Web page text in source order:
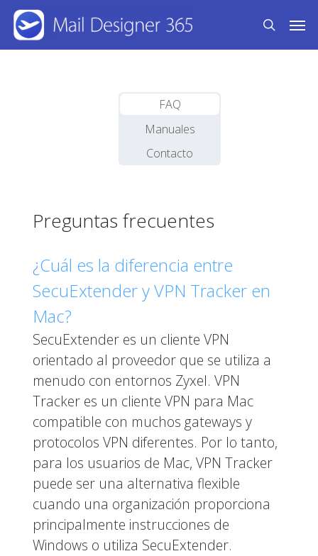
Skip
main
search
FAQ
Manuales
Contacto
Preguntas frecuentes
¿Cuál es la diferencia entre
SecuExtender y VPN Tracker en
Mac?
SecuExtender es un cliente VPN
orientado al proveedor que se utiliza a
menudo con entornos Zyxel. VPN
Tracker es un cliente VPN para Mac
compatible con muchos gateways y
protocolos VPN diferentes. Por lo tanto,
para los usuarios de Mac, VPN Tracker
puede ser una alternativa flexible
cuando una organización proporciona
principalmente instrucciones de
Windows o utiliza SecuExtender.